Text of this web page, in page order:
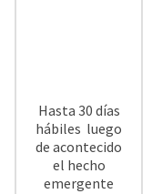
Hasta 30 días
hábiles luego
de acontecido
el hecho
emergente